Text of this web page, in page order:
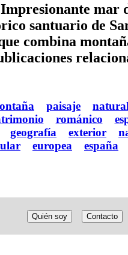
mar
santuario de
combina
paisaje
románico
geografía exterior
europea españa
Quién soy Contacto